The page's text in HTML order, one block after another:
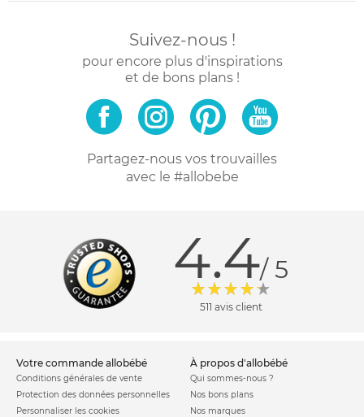
Suivez-nous !
pour encore plus d'inspirations
et de bons plans !
Partagez-nous vos trouvailles
avec le #allobebe
4.4/ 5
511 avis client
votre commande allobébé
Conditions générales de vente
Protection des données personnelles
Personnaliser les cookies
à propos d'allobébé
Qui sommes-nous ?
Nos bons plans
Nos marques